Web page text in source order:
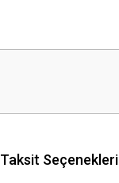
Taksit Seçenekleri